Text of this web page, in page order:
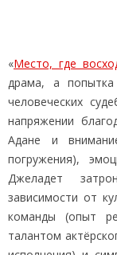
«Место, где
драма, а
человеческих
напряжении
Адане и
погружения),
Джеладет
зависимости от
команды (опыт
талантом